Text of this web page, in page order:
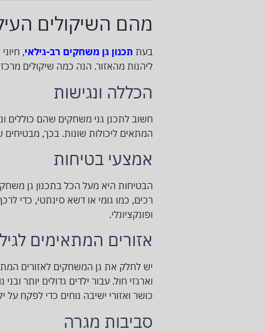
מהם השיקולים
בעת תכנון גן משחקים רב-גילאי,
ליהנות מהאזור. הנה כמה שיקולים
הכללה ונגישות
חשוב לתכנן גני משחקים שהם כוללים
המתאים ליכולות שונות. בכך,
אמצעי בטיחות
הבטיחות היא מעל הכל בתכנון גן
רכים, כמו גומי או דשא סינתטי, כדי
ופונקציונלי.
אזורים המתאימים לגיל
יש לחלק את גן המשחקים לאזורים
וארגזי חול. עבור ילדים גדולים יותר
כושר ואזורי ישיבה נוחים כדי לפקח על
סביבות מגרה